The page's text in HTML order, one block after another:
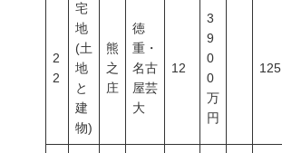
2
2
宅
地
(土
地
と
建
物)
熊
之
庄
徳
重・
名古
屋芸
大
12
3
9
0
0
万
円
125